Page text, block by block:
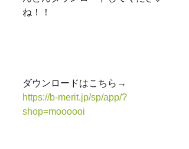
ね！！
ダウンロードはこちら→
https://b-merit.jp/sp/app/?
shop=moooooi